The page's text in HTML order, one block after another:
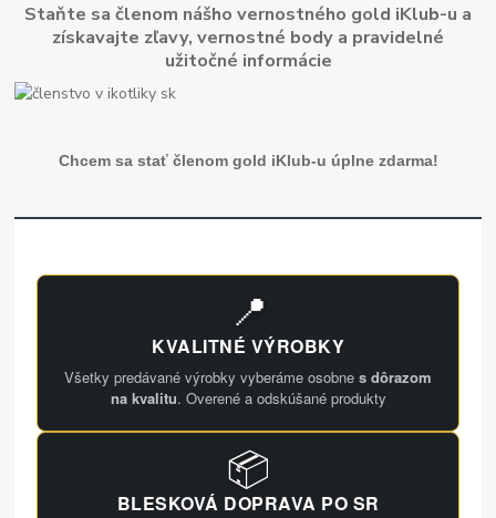
Staňte sa členom nášho vernostného gold iKlub-u a
získavajte zľavy, vernostné body a pravidelné
užitočné informácie
Chcem sa stať členom gold iKlub-u úplne zdarma!
📍
KVALITNÉ VÝROBKY
Všetky predávané výrobky vyberáme osobne s dôrazom
na kvalitu. Overené a odskúšané produkty
📦
BLESKOVÁ DOPRAVA PO SR